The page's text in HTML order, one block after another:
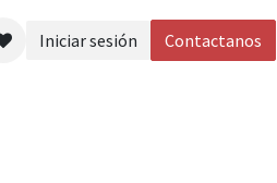
Iniciar sesión
Contactanos